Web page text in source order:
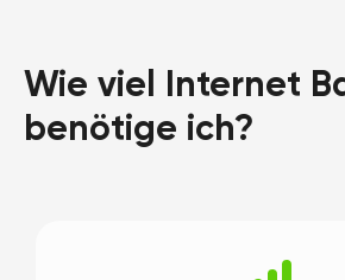
Wie viel Internet
benötige ich?